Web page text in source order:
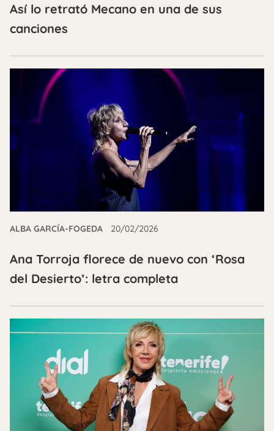
Así lo retrató Mecano en una de sus
canciones
ALBA GARCÍA-FOGEDA 20/02/2026
Ana Torroja florece de nuevo con ‘Rosa
del Desierto’: letra completa